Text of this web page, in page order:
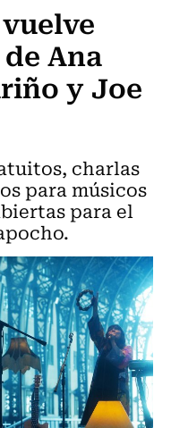
Ana
y Joe
charlas
para músicos
para el